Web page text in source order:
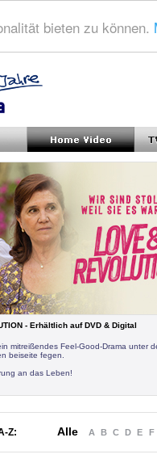
bieten zu können.
- Erhältlich auf DVD & Digital
mitreißendes Feel-Good-Drama unter
beiseite fegen.
an das Leben!
Z: Alle A B C D E F